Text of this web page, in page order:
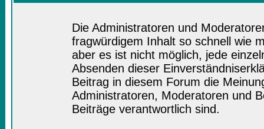
Die Administratoren und
fragwürdigem Inhalt so schnell wie
aber es ist nicht möglich, jede
Absenden dieser
Beitrag in diesem Forum die
Administratoren, Moderatoren und
Beiträge verantwortlich sind.